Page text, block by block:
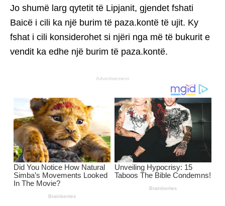
Jo shumë larg qytetit të Lipjanit, gjendet fshati
Baicë i cili ka një burim të paza.kontë të ujit. Ky
fshat i cili konsiderohet si njëri nga më të bukurit e
vendit ka edhe një burim të paza.kontë.
Advertisement